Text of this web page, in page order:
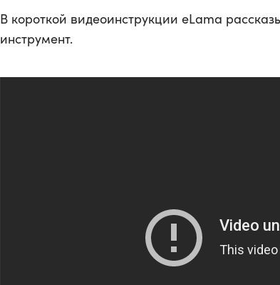
В короткой видеоинструкции eLama
инструмент.